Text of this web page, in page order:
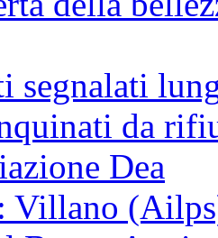
da
Dea
Villano